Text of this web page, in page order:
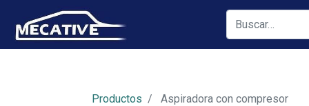
Productos Aspiradora con compresor